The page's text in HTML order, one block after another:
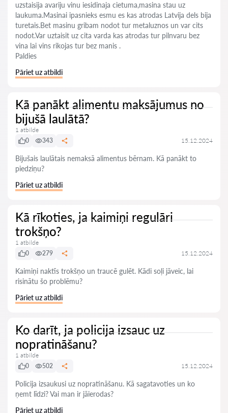
uzstaisija avariju vinu iesidinaja cietuma,masina stau uz
laukuma.Masinai ipasnieks esmu es kas atrodas Latvija dels bija
turetais.Bet masinu gribam nodot tur metaluznos un var cits
nodot.Var uztaisit uz cita varda kas atrodas tur pilnvaru bez
vina lai vins rikojas tur bez manis .
Paldies
Pāriet uz atbildi
Kā panākt alimentu maksājumus no
bijušā laulātā?
1 atbilde
0
343 15.12.2024
Bijušais laulātais nemaksā alimentus bērnam. Kā panākt to
piedziņu?
Pāriet uz atbildi
Kā rīkoties, ja kaimiņi regulāri
trokšņo?
1 atbilde
0
279 15.12.2024
Kaimiņi naktīs trokšņo un traucē gulēt. Kādi soļi jāveic, lai
risinātu šo problēmu?
Pāriet uz atbildi
Ko darīt, ja policija izsauc uz
nopratināšanu?
1 atbilde
0
502 15.12.2024
Policija izsaukusi uz nopratināšanu. Kā sagatavoties un ko
ņemt līdzi? Vai man ir jāierodas?
Pāriet uz atbildi